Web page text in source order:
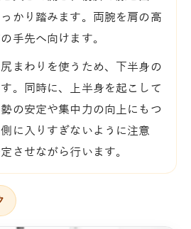
かり踏みます。両腕を肩の高
手先へ向けます。
まわりを使うため、下半身の
。同時に、上半身を起こして
の安定や集中力の向上にもつ
に入りすぎないように注意
させながら行います。